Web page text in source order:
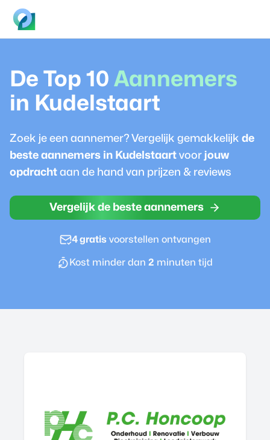
De Top 10 Aannemers
in Kudelstaart
Zoek je een aannemer? Vergelijk gemakkelijk de
beste aannemers in Kudelstaart voor jouw
opdracht aan de hand van prijzen & reviews
Vergelijk de beste aannemers
4 gratisvoorstellen ontvangen
Kost minder dan 2 minuten tijd